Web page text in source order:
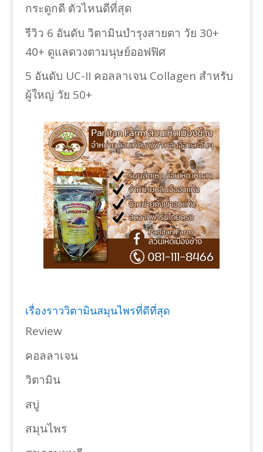
กระดูกดี ตัวไหนดีที่สุด
รีวิว 6 อันดับ วิตามินบำรุงสายตา วัย 30+
40+ ดูแลดวงตามนุษย์ออฟฟิศ
5 อันดับ UC-II คอลลาเจน Collagen สำหรับ
ผู้ใหญ่ วัย 50+
เรื่องราววิตามินสมุนไพรที่ดีที่สุด
Review
คอลลาเจน
วิตามิน
สบู่
สมุนไพร